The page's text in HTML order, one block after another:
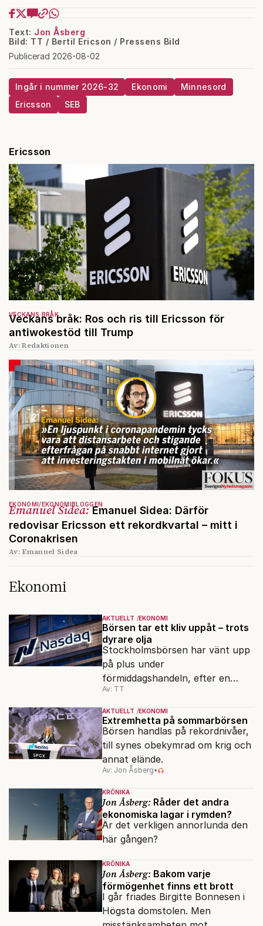
Text: Jon Åsberg
Bild: TT / Bertil Ericson / Pressens Bild
Publicerad 2026-08-02
Ingår i nummer 2026-32 Ekonomi
Minnesord
Ericsson
SEB
Ericsson
Veckans bråk: Ros och ris till Ericsson för
antiwokestöd till Trump
VECKANS BRÅK
Av: Redaktionen
Emanuel Sidea:Emanuel Sidea: Därför
redovisar Ericsson ett rekordkvartal – mitt i
Coronakrisen
EKONOMI EKONOMIBLOGGEN
Av: Emanuel Sidea
Ekonomi
AKTUELLT EKONOMI
Börsen tar ett kliv uppåt – trots
dyrare olja
Stockholmsbörsen har vänt upp
på plus under
förmiddagshandeln, efter en
inledning nedåt – trots ett högre
oljepris och AI-oro.
Av: TT
AKTUELLT EKONOMI
Extremhetta på sommarbörsen
Börsen handlas på rekordnivåer,
till synes obekymrad om krig och
annat elände.
Av: Jon Åsberg•
KRÖNIKA
Jon Åsberg: Råder det andra
ekonomiska lagar i rymden?
Är det verkligen annorlunda den
här gången?
KRÖNIKA
Jon Åsberg: Bakom varje
förmögenhet finns ett brott
I går friades Birgitte Bonnesen i
Högsta domstolen. Men